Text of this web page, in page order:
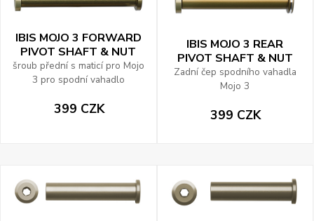
IBIS MOJO 3 FORWARD
PIVOT SHAFT & NUT
šroub přední s maticí pro Mojo
3 pro spodní vahadlo
399 CZK
IBIS MOJO 3 REAR
PIVOT SHAFT & NUT
Zadní čep spodního vahadla
Mojo 3
399 CZK